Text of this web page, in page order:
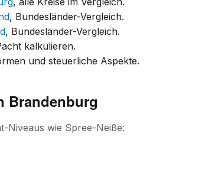
, Bundesländer-Vergleich.
, Bundesländer-Vergleich.
kalkulieren.
und steuerliche Aspekte.
Brandenburg
Niveaus wie Spree-Neiße: